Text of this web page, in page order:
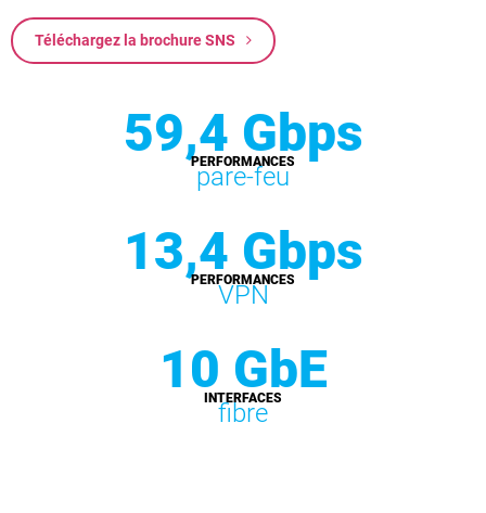
Téléchargez la brochure SNS
59,4 Gbps
PERFORMANCES
pare-feu
13,4 Gbps
PERFORMANCES
VPN
10 GbE
INTERFACES
fibre